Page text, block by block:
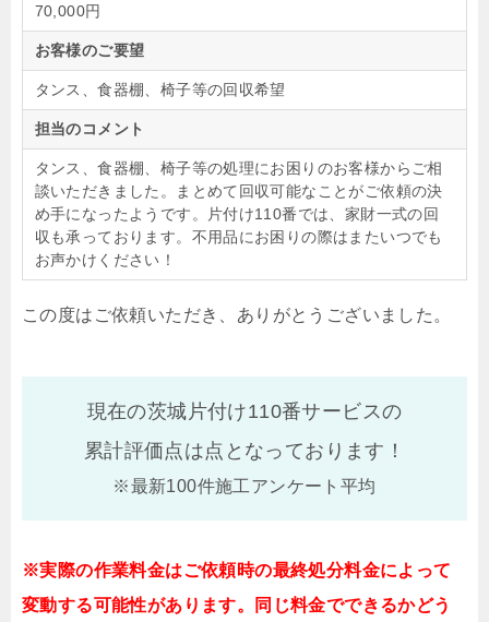
70,000円
お客様のご要望
タンス、食器棚、椅子等の回収希望
担当のコメント
タンス、食器棚、椅子等の処理にお困りのお客様からご相
談いただきました。まとめて回収可能なことがご依頼の決
め手になったようです。片付け110番では、家財一式の回
収も承っております。不用品にお困りの際はまたいつでも
お声かけください！
この度はご依頼いただき、ありがとうございました。
現在の茨城片付け110番サービスの
累計評価点は点となっております！
※最新100件施工アンケート平均
※実際の作業料金はご依頼時の最終処分料金によって
変動する可能性があります。同じ料金でできるかどう